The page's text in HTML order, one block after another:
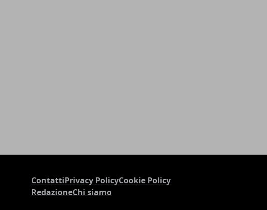
ContattiPrivacy PolicyCookie Policy
RedazioneChi siamo